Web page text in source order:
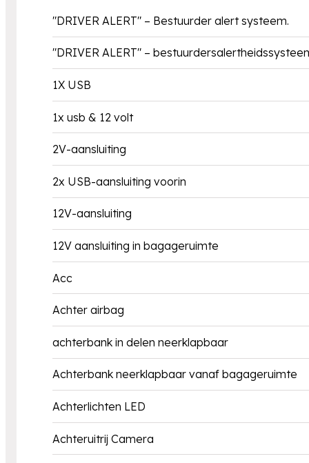
"DRIVER ALERT" – Bestuurder alert systeem.
"DRIVER ALERT" –
1X USB
1x usb & 12 volt
2V-aansluiting
2x USB-aansluiting voorin
12V-aansluiting
12V aansluiting in bagageruimte
Acc
Achter airbag
achterbank in delen neerklapbaar
Achterbank neerklapbaar vanaf bagageruimte
Achterlichten LED
Achteruitrij Camera